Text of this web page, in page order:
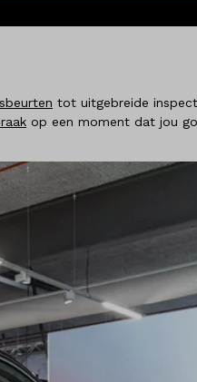
tot uitgebreide
op een moment dat jou